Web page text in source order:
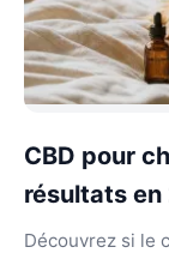
CBD pour
résultats
Découvrez si le